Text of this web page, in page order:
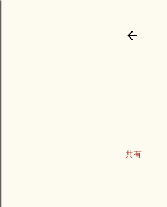
共有